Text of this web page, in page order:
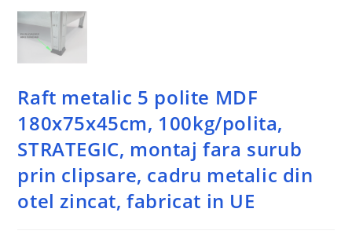
Raft metalic 5 polite MDF
180x75x45cm, 100kg/polita,
STRATEGIC, montaj fara surub
prin clipsare, cadru metalic din
otel zincat, fabricat in UE